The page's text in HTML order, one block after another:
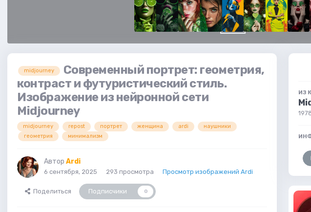
midjourney
Современный портрет: геометрия,
контраст и футуристический стиль.
Изображение из нейронной сети
Midjourney
midjourney repost портрет женщина ardi
наушники
геометрия
минимализм
Автор Ardi
6 сентября, 2025 293 просмотра Просмотр изображений Ardi
Поделиться Подписчики 0
ИЗ